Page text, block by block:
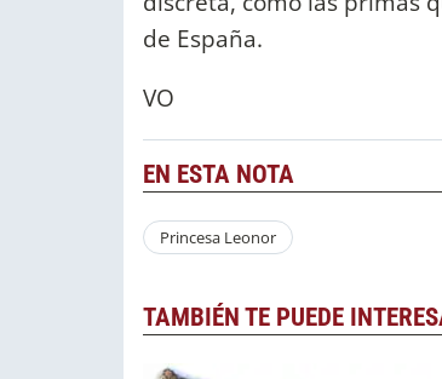
de España.
VO
EN ESTA NOTA
Princesa Leonor
TAMBIÉN TE PUEDE